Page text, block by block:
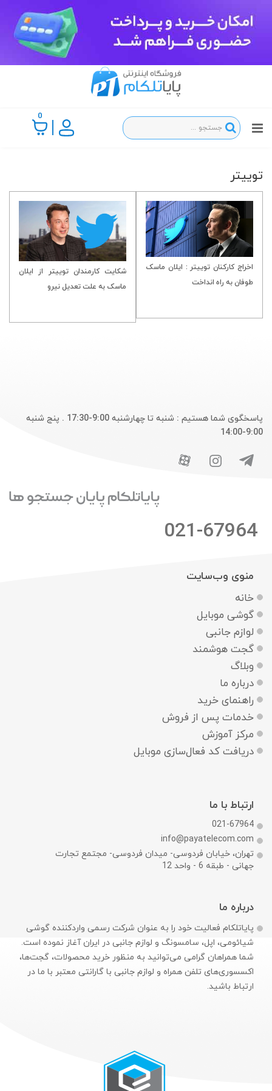
0
توییتر
اخراج کارکنان توییتر : ایلان ماسک
طوفان به راه انداخت
شکایت کارمندان توییتر از ایلان
ماسک به علت تعدیل نیرو
پاسخگوی شما هستیم : شنبه تا چهارشنبه 9:00-17:30 . پنج شنبه
9:00-14:00
021-67964
منوی وب‌سایت
خانه
گوشی موبایل
لوازم جانبی
گجت هوشمند
وبلاگ
درباره ما
راهنمای خرید
خدمات پس از فروش
مرکز آموزش
دریافت کد فعال‌سازی موبایل
ارتباط با ما
021-67964
info@payatelecom.com
تهران، خیابان فردوسی- میدان فردوسی- مجتمع تجارت
جهانی - طبقه 6 - واحد 12
درباره ما
پایاتلکام فعالیت خود را به عنوان شرکت رسمی وارد‌کننده گوشی
شیائومی، اپل، سامسونگ و لوازم جانبی در ایران آغاز نموده است.
شما همراهان گرامی می‌توانید به منظور خرید محصولات، گجت‌ها،
اکسسوری‌های تلفن همراه و لوازم جانبی با گارانتی معتبر با ما در
ارتباط باشید.